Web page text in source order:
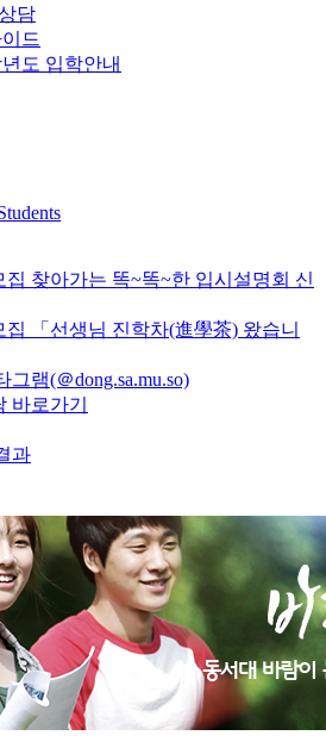
담
드
년도 입학안내
집 찾아가는 똑~똑~한 입시설명회 신
집 「선생님 진학차(進學茶) 왔습니
램(＠dong.sa.mu.so)
바로가기
과